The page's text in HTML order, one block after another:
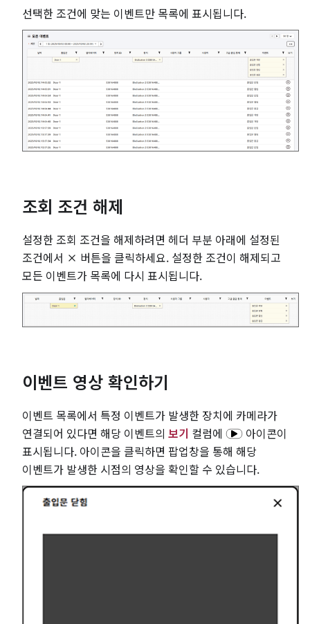
선택한 조건에 맞는 이벤트만 목록에 표시됩니다.
조회 조건 해제
설정한 조회 조건을 해제하려면 헤더 부분 아래에 설정된
조건에서
버튼을 클릭하세요. 설정한 조건이 해제되고
모든 이벤트가 목록에 다시 표시됩니다.
이벤트 영상 확인하기
이벤트 목록에서 특정 이벤트가 발생한 장치에 카메라가
연결되어 있다면 해당 이벤트의 보기 컬럼에
아이콘이
표시됩니다. 아이콘을 클릭하면 팝업창을 통해 해당
이벤트가 발생한 시점의 영상을 확인할 수 있습니다.